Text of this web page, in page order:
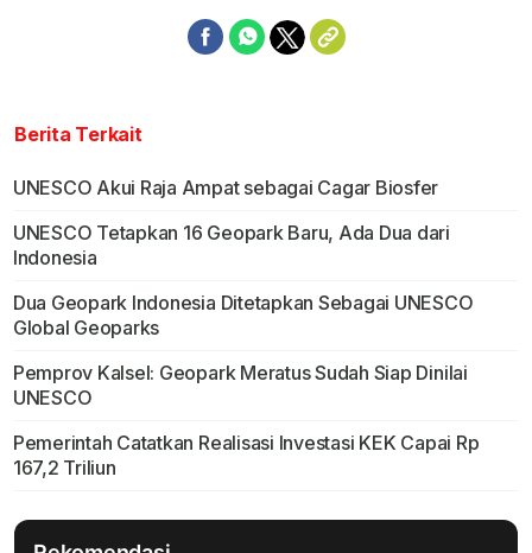
Berita Terkait
UNESCO Akui Raja Ampat sebagai Cagar Biosfer
UNESCO Tetapkan 16 Geopark Baru, Ada Dua dari
Indonesia
Dua Geopark Indonesia Ditetapkan Sebagai UNESCO
Global Geoparks
Pemprov Kalsel: Geopark Meratus Sudah Siap Dinilai
UNESCO
Pemerintah Catatkan Realisasi Investasi KEK Capai Rp
167,2 Triliun